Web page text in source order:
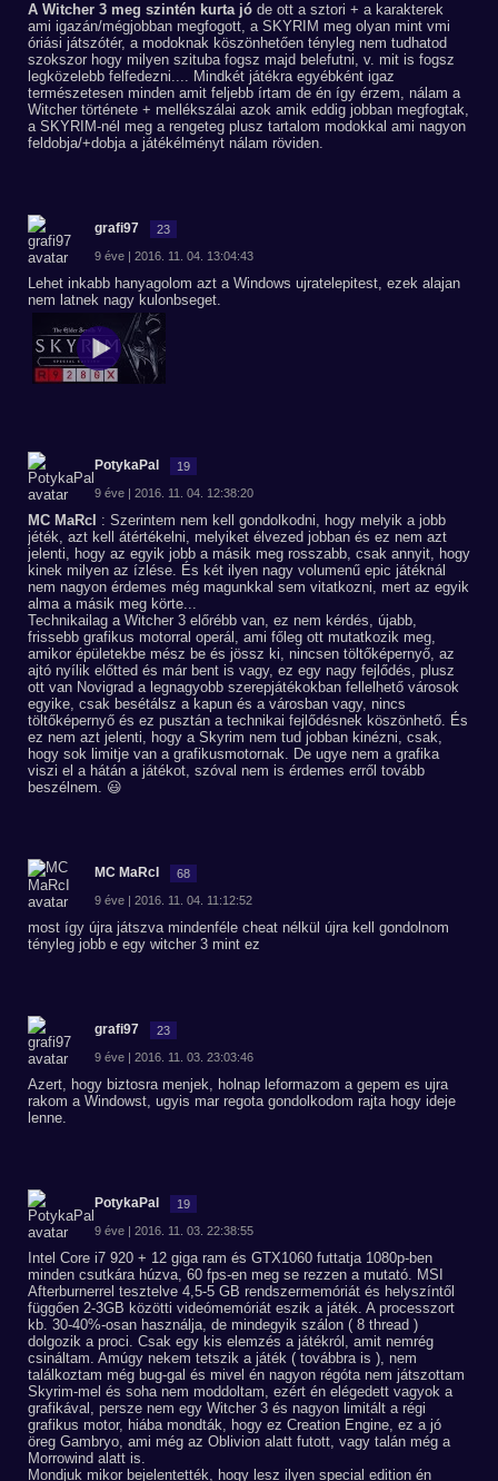
A Witcher 3 meg szintén kurta jó de ott a sztori + a karakterek
ami igazán/mégjobban megfogott, a SKYRIM meg olyan mint vmi
óriási játszótér, a modoknak köszönhetően tényleg nem tudhatod
szokszor hogy milyen szituba fogsz majd belefutni, v. mit is fogsz
legközelebb felfedezni.... Mindkét játékra egyébként igaz
természetesen minden amit feljebb írtam de én így érzem, nálam a
Witcher története + mellékszálai azok amik eddig jobban megfogtak,
a SKYRIM-nél meg a rengeteg plusz tartalom modokkal ami nagyon
feldobja/+dobja a játékélményt nálam röviden.
grafi97 23
9 éve | 2016. 11. 04. 13:04:43
Lehet inkabb hanyagolom azt a Windows ujratelepitest, ezek alajan
nem latnek nagy kulonbseget.
PotykaPal 19
9 éve | 2016. 11. 04. 12:38:20
MC MaRcI : Szerintem nem kell gondolkodni, hogy melyik a jobb
jéték, azt kell átértékelni, melyiket élvezed jobban és ez nem azt
jelenti, hogy az egyik jobb a másik meg rosszabb, csak annyit, hogy
kinek milyen az ízlése. És két ilyen nagy volumenű epic játéknál
nem nagyon érdemes még magunkkal sem vitatkozni, mert az egyik
alma a másik meg körte...
Technikailag a Witcher 3 előrébb van, ez nem kérdés, újabb,
frissebb grafikus motorral operál, ami főleg ott mutatkozik meg,
amikor épületekbe mész be és jössz ki, nincsen töltőképernyő, az
ajtó nyílik előtted és már bent is vagy, ez egy nagy fejlődés, plusz
ott van Novigrad a legnagyobb szerepjátékokban fellelhető városok
egyike, csak besétálsz a kapun és a városban vagy, nincs
töltőképernyő és ez pusztán a technikai fejlődésnek köszönhető. És
ez nem azt jelenti, hogy a Skyrim nem tud jobban kinézni, csak,
hogy sok limitje van a grafikusmotornak. De ugye nem a grafika
viszi el a hátán a játékot, szóval nem is érdemes erről tovább
beszélnem. 😃
MC MaRcI 68
9 éve | 2016. 11. 04. 11:12:52
most így újra játszva mindenféle cheat nélkül újra kell gondolnom
tényleg jobb e egy witcher 3 mint ez
grafi97 23
9 éve | 2016. 11. 03. 23:03:46
Azert, hogy biztosra menjek, holnap leformazom a gepem es ujra
rakom a Windowst, ugyis mar regota gondolkodom rajta hogy ideje
lenne.
PotykaPal 19
9 éve | 2016. 11. 03. 22:38:55
Intel Core i7 920 + 12 giga ram és GTX1060 futtatja 1080p-ben
minden csutkára húzva, 60 fps-en meg se rezzen a mutató. MSI
Afterburnerrel tesztelve 4,5-5 GB rendszermemóriát és helyszíntől
függően 2-3GB közötti videómemóriát eszik a játék. A processzort
kb. 30-40%-osan használja, de mindegyik szálon ( 8 thread )
dolgozik a proci. Csak egy kis elemzés a játékról, amit nemrég
csináltam. Amúgy nekem tetszik a játék ( továbbra is ), nem
találkoztam még bug-gal és mivel én nagyon régóta nem játszottam
Skyrim-mel és soha nem moddoltam, ezért én elégedett vagyok a
grafikával, persze nem egy Witcher 3 és nagyon limitált a régi
grafikus motor, hiába mondták, hogy ez Creation Engine, ez a jó
öreg Gambryo, ami még az Oblivion alatt futott, vagy talán még a
Morrowind alatt is.
Mondjuk mikor bejelentették, hogy lesz ilyen special edition én